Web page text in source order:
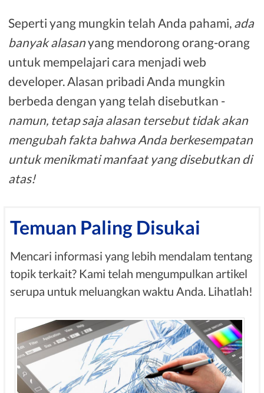
Seperti yang mungkin telah Anda pahami, ada
banyak alasanyang mendorong orang-orang
untuk mempelajari cara menjadi web
developer. Alasan pribadi Anda mungkin
berbeda dengan yang telah disebutkan -
namun, tetap saja alasan tersebut tidak akan
mengubah fakta bahwa Anda berkesempatan
untuk menikmati manfaat yang disebutkan di
atas!
Temuan Paling Disukai
Mencari informasi yang lebih mendalam tentang
topik terkait? Kami telah mengumpulkan artikel
serupa untuk meluangkan waktu Anda. Lihatlah!